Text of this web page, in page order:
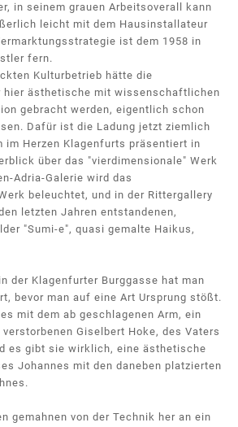
in seinem grauen Arbeitsoverall kann
leicht mit dem Hausinstallateur
ist dem 1958 in
fern.
Kulturbetrieb hätte die
hier ästhetische mit wissenschaftlichen
gebracht werden, eigentlich schon
Dafür ist die Ladung jetzt ziemlich
im Herzen Klagenfurts präsentiert in
über das "vierdimensionale" Werk
Adria-Galerie wird das
beleuchtet, und in der Rittergallery
letzten Jahren entstandenen,
"Sumi-e", quasi gemalte Haikus,
der Klagenfurter Burggasse hat man
bevor man auf eine Art Ursprung stößt.
mit dem ab geschlagenen Arm, ein
Giselbert Hoke, des Vaters
es gibt sie wirklich, eine ästhetische
Johannes mit den daneben platzierten
gemahnen von der Technik her an ein